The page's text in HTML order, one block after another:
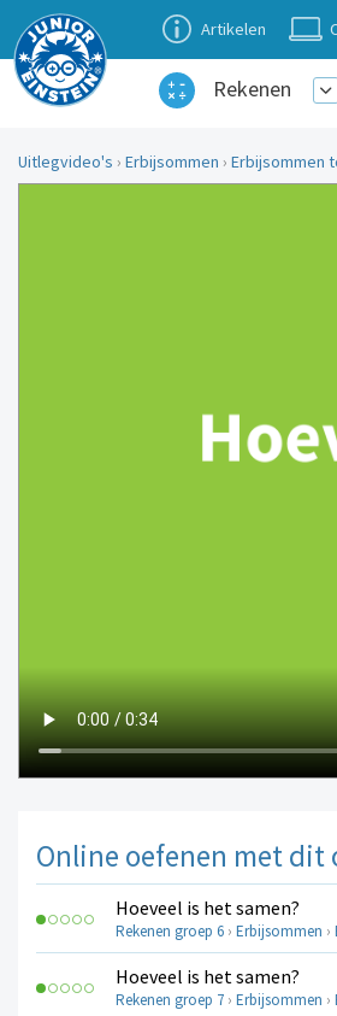
Artikelen
Rekenen
Uitlegvideo's › Erbijsommen › Erbijsommen
Online oefenen met dit
Hoeveel is het samen?
Rekenen groep 6 › Erbijsommen ›
Hoeveel is het samen?
Rekenen groep 7 › Erbijsommen ›